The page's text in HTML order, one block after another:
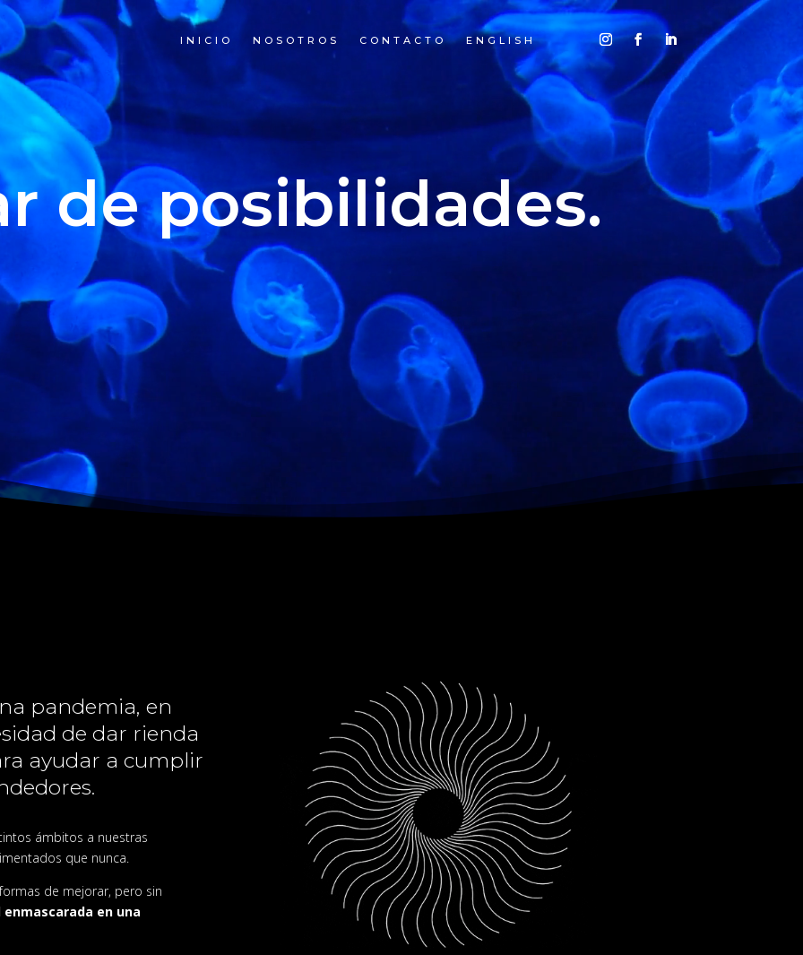
INICIO NOSOTROS CONTACTO ENGLISH
de posibilidades.
pandemia, en
de dar rienda
ayudar a cumplir
ámbitos a nuestras
que nunca.
de mejorar, pero sin
en una